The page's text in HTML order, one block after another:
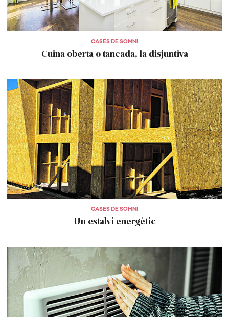
CASES DE SOMNI
Cuina oberta o tancada, la disjuntiva
CASES DE SOMNI
Un estalvi energètic